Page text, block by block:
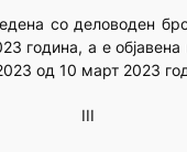
со деловоден
година, а е објавена
од 10 март 2023
III